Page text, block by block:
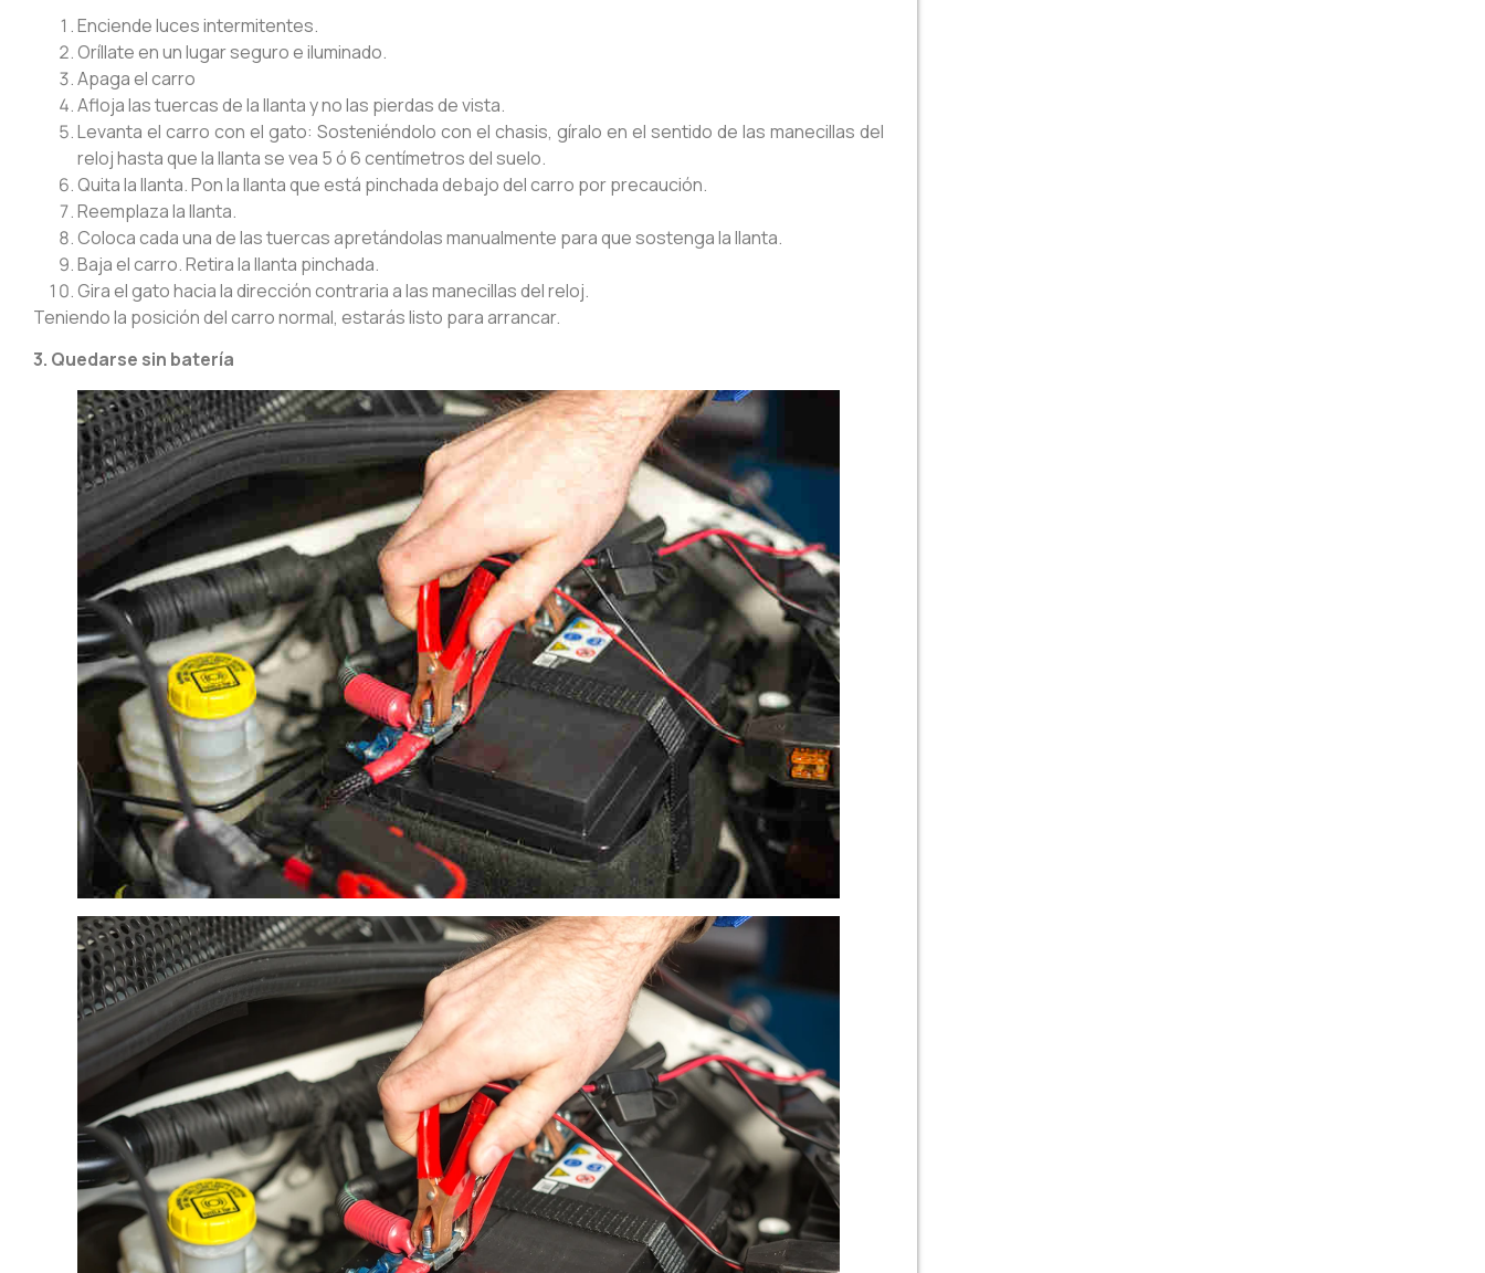
Enciende luces intermitentes.
Oríllate en un lugar seguro e iluminado.
Apaga el carro
Afloja las tuercas de la llanta y no las pierdas de vista.
Levanta el carro con el gato: Sosteniéndolo con el chasis, gíralo en el sentido de las manecillas del
reloj hasta que la llanta se vea 5 ó 6 centímetros del suelo.
Quita la llanta. Pon la llanta que está pinchada debajo del carro por precaución.
Reemplaza la llanta.
Coloca cada una de las tuercas apretándolas manualmente para que sostenga la llanta.
Baja el carro. Retira la llanta pinchada.
Gira el gato hacia la dirección contraria a las manecillas del reloj.
Teniendo la posición del carro normal, estarás listo para arrancar.
3. Quedarse sin batería